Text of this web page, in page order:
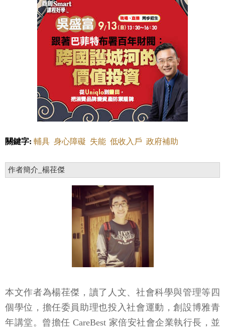
關鍵字: 輔具 身心障礙 失能 低收入戶 政府補助
作者簡介_楊荏傑
本文作者為楊荏傑，讀了人文、社會科學與管理等四
個學位，擔任委員助理也投入社會運動，創設博雅青
年講堂。曾擔任 CareBest 家倍安社會企業執行長，並